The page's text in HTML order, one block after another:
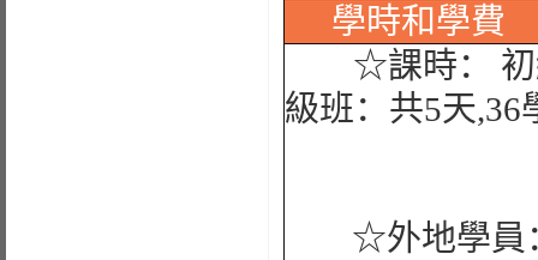
學時和學費
☆課時： 初
級班：共5天,36
☆外地學員：